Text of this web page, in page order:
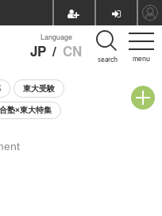
menu
Language
JP / CN search
東大受験
塾×東大特集
相談会